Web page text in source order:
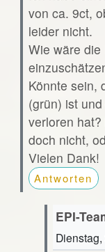
von ca. 9ct,
leider nicht.
Wie wäre die
Könnte sein,
(grün) ist
verloren
doch nicht,
Vielen Dank!
Antworten
EPI-